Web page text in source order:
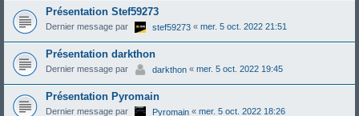
Présentation Stef59273
Dernier message par stef59273 « mer. 5 oct. 2022 21:51
Présentation darkthon
Dernier message par darkthon « mer. 5 oct. 2022 19:45
Présentation Pyromain
Dernier message par Pyromain « mer. 5 oct. 2022 18:26